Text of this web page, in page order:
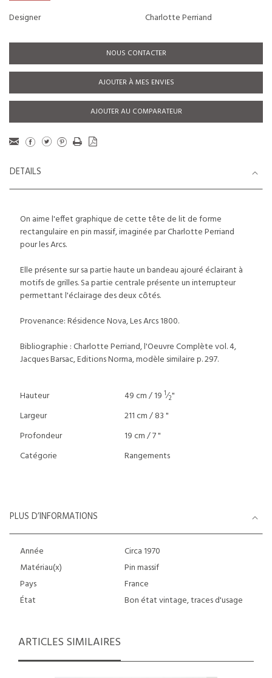
Designer Charlotte Perriand
NOUS CONTACTER
AJOUTER À MES ENVIES
AJOUTER AU COMPARATEUR
DETAILS
On aime l'effet graphique de cette tête de lit de forme
rectangulaire en pin massif, imaginée par Charlotte Perriand
pour les Arcs.
Elle présente sur sa partie haute un bandeau ajouré éclairant à
motifs de grilles. Sa partie centrale présente un interrupteur
permettant l'éclairage des deux côtés.
Provenance: Résidence Nova, Les Arcs 1800.
Bibliographie : Charlotte Perriand, l'Oeuvre Complète vol. 4,
Jacques Barsac, Editions Norma, modèle similaire p. 297.
Hauteur 49 cm / 19 1⁄2"
Largeur
211 cm / 83 "
Profondeur
19 cm / 7 "
Catégorie
Rangements
PLUS D’INFORMATIONS
Année
Circa 1970
Matériau(x)
Pin massif
Pays
France
État
Bon état vintage, traces d'usage
ARTICLES SIMILAIRES